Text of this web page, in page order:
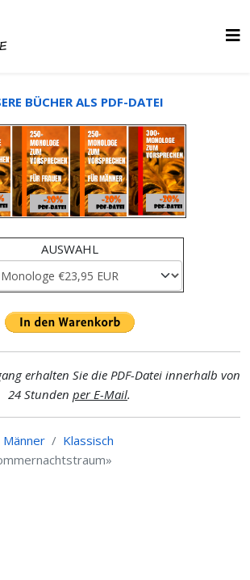
BÜCHER ALS PDF-DATEI
AUSWAHL
erhalten Sie die PDF-Datei innerhalb von
24 Stunden per E-Mail.
Männer
Klassisch